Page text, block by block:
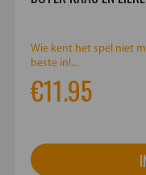
Wie kent het spel niet
beste in!...
€11.95